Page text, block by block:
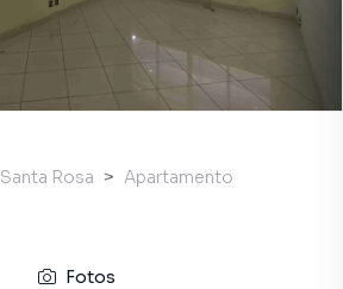
Santa Rosa
Apartamento
Fotos